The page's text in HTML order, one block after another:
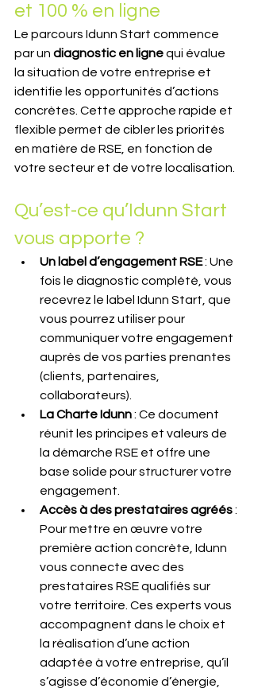
et 100 % en ligne
Le parcours Idunn Start commence
par un diagnostic en ligne qui évalue
la situation de votre entreprise et
identifie les opportunités d’actions
concrètes. Cette approche rapide et
flexible permet de cibler les priorités
en matière de RSE, en fonction de
votre secteur et de votre localisation.
Qu’est-ce qu’Idunn Start
vous apporte ?
Un label d’engagement RSE : Une
fois le diagnostic complété, vous
recevrez le label Idunn Start, que
vous pourrez utiliser pour
communiquer votre engagement
auprès de vos parties prenantes
(clients, partenaires,
collaborateurs).
La Charte Idunn : Ce document
réunit les principes et valeurs de
la démarche RSE et offre une
base solide pour structurer votre
engagement.
Accès à des prestataires agréés :
Pour mettre en œuvre votre
première action concrète, Idunn
vous connecte avec des
prestataires RSE qualifiés sur
votre territoire. Ces experts vous
accompagnent dans le choix et
la réalisation d’une action
adaptée à votre entreprise, qu’il
s’agisse d’économie d’énergie,